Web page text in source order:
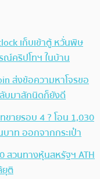
เก็บเข้าตู้ หวั่นพิษ
ณ์คริปโทฯ ในบ้าน
ส่งข้อความหาโจรขอ
บมาสักนิดก็ยังดี
ขายรอบ 4 ? โอน 1,030
าท ออกจากกระเป๋า
สวนทางหุ้นสหรัฐฯ ATH
ติ